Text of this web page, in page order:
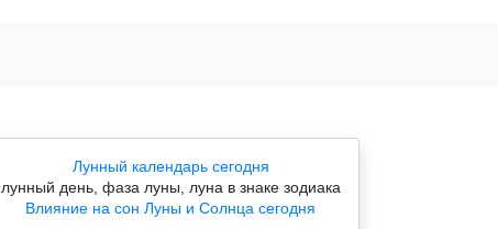
Лунный календарь сегодня
лунный день, фаза луны, луна в знаке зодиака
Влияние на сон Луны и Солнца сегодня